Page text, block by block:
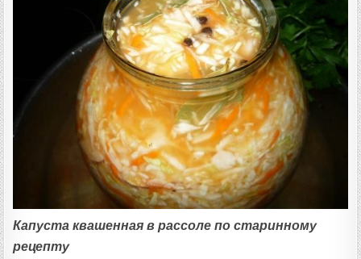
Капуста квашенная в рассоле по старинному
рецепту